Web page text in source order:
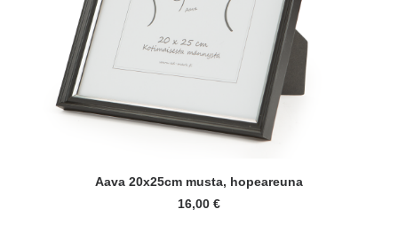
LISÄÄ OSTOSKORIIN
Aava 20x25cm musta, hopeareuna
16,00 €